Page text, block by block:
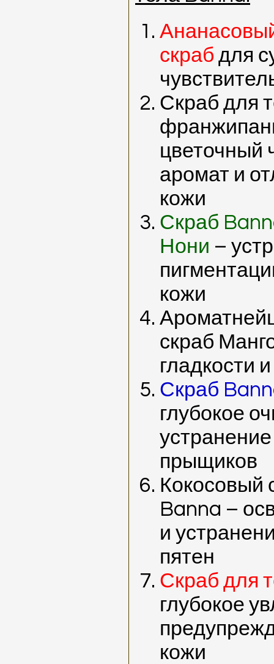
скраб для
Скраб для
цветочный
аромат и
кожи
Скраб
Нони –
кожи
скраб
гладкости
Скраб
глубокое
прыщиков
Кокосовый
Banna –
и
пятен
Скраб для
глубокое
кожи